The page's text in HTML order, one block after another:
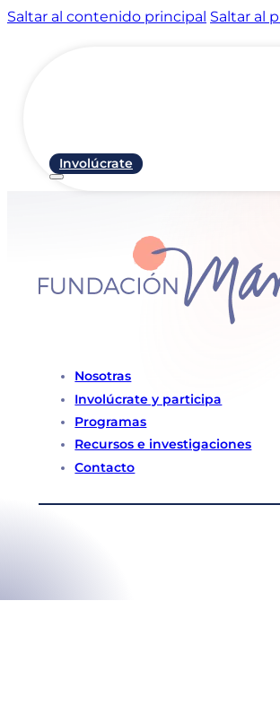
Saltar al contenido principal Saltar al
Involúcrate
Nosotras
Involúcrate y participa
Programas
Recursos e investigaciones
Contacto